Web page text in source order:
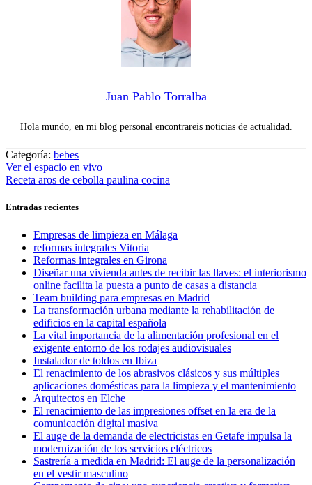
Juan Pablo Torralba
Hola mundo, en mi blog personal encontrareis noticias de actualidad.
Categoría: bebes
Navegación
de
entradas
Entrada
anterior:
Ver el espacio en vivo
Entrada
Receta aros de cebolla paulina cocina
Entradas recientes
Empresas de limpieza en Málaga
reformas integrales Vitoria
Reformas integrales en Girona
Diseñar una vivienda antes de recibir las llaves: el interiorismo
online facilita la puesta a punto de casas a distancia
Team building para empresas en Madrid
La transformación urbana mediante la rehabilitación de
edificios en la capital española
La vital importancia de la alimentación profesional en el
exigente entorno de los rodajes audiovisuales
Instalador de toldos en Ibiza
El renacimiento de los abrasivos clásicos y sus múltiples
aplicaciones domésticas para la limpieza y el mantenimiento
Arquitectos en Elche
El renacimiento de las impresiones offset en la era de la
comunicación digital masiva
El auge de la demanda de electricistas en Getafe impulsa la
modernización de los servicios eléctricos
Sastrería a medida en Madrid: El auge de la personalización
en el vestir masculino